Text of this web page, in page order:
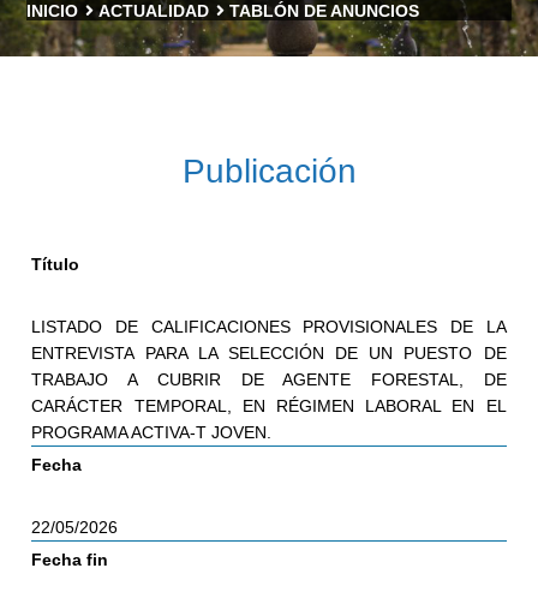
INICIO ACTUALIDAD TABLÓN DE ANUNCIOS
Publicación
Título
LISTADO DE CALIFICACIONES PROVISIONALES DE LA
ENTREVISTA PARA LA SELECCIÓN DE UN PUESTO DE
TRABAJO A CUBRIR DE AGENTE FORESTAL, DE
CARÁCTER TEMPORAL, EN RÉGIMEN LABORAL EN EL
PROGRAMA ACTIVA-T JOVEN.
Fecha
22/05/2026
Fecha fin